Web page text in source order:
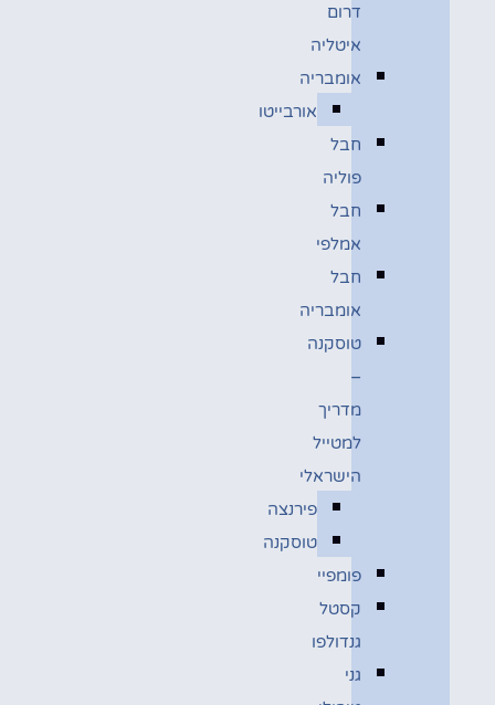
דרום
איטליה
אומבריה
אורבייטו
חבל
פוליה
חבל
אמלפי
חבל
אומבריה
טוסקנה
–
מדריך
למטייל
הישראלי
פירנצה
טוסקנה
פומפיי
קסטל
גנדולפו
גני